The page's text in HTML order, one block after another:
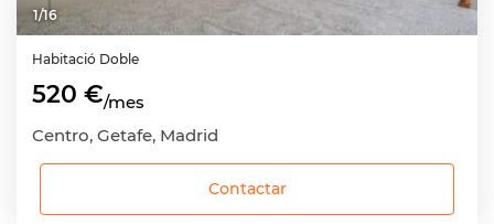
1/16
Habitació Doble
520 €/mes
Centro, Getafe, Madrid
Contactar